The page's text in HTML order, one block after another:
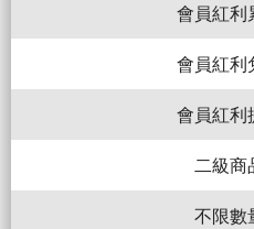
會員紅利
會員紅利
會員紅利
二級商
不限數